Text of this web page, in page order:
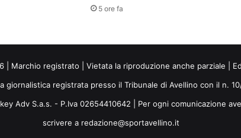
5 ore fa
| Marchio registrato | Vietata la riproduzione anche parziale |
giornalistica registrata presso il Tribunale di Avellino con il n.
Adv S.a.s. - P.Iva 02654410642 | Per ogni comunicazione
scrivere a redazione@sportavellino.it